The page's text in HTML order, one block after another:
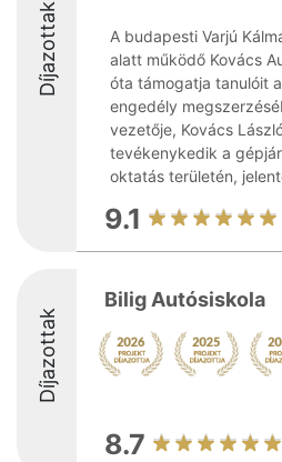
Díjazottak
A budapesti Varjú
alatt működő Kovács
óta támogatja tanulóit
engedély
vezetője, Kovács
tevékenykedik a
oktatás területén,
9.1
Díjazottak
Bilig Autósiskola
8.7